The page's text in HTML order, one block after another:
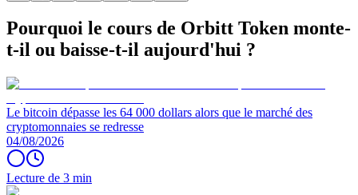
Pourquoi le cours de Orbitt Token monte-
t-il ou baisse-t-il aujourd'hui ?
Le bitcoin dépasse les 64 000 dollars alors que le marché des
cryptomonnaies se redresse
04/08/2026
Lecture de 3 min